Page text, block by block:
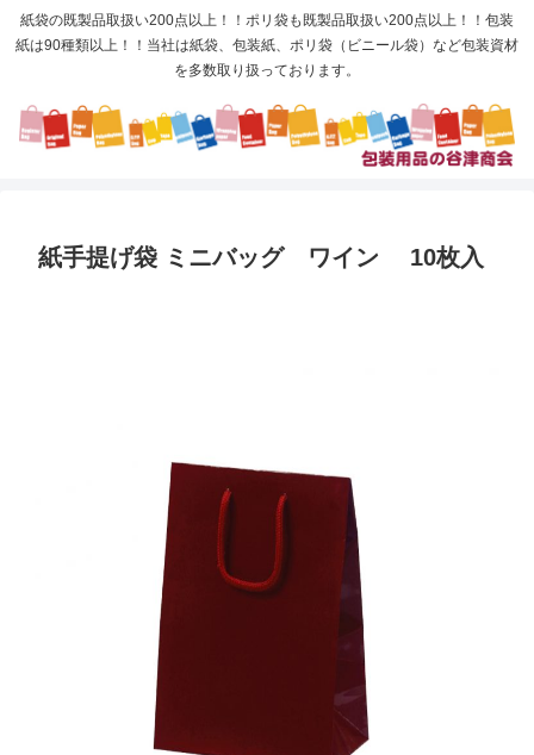
紙袋の既製品取扱い200点以上！！ポリ袋も既製品取扱い200点以上！！包装
紙は90種類以上！！当社は紙袋、包装紙、ポリ袋（ビニール袋）など包装資材
を多数取り扱っております。
紙手提げ袋 ミニバッグ ワイン 10枚入